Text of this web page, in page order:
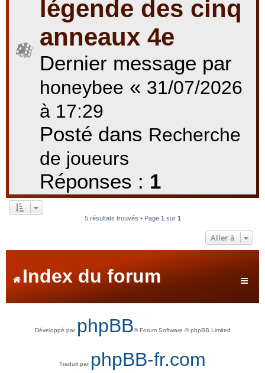
légende des cinq
anneaux 4e
Dernier message par
honeybee « 31/07/2026
à 17:29
Posté dans Recherche
de joueurs
Réponses : 1
5 résultats trouvés • Page 1sur 1
Aller à
Index du forum
Développé par phpBB® Forum Software © phpBB Limited
Traduit par phpBB-fr.com